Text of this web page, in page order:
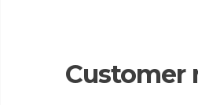
Customer